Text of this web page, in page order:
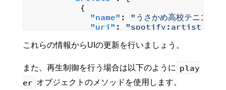
{
"name" : "うさかめ高校テニス部"
"uri" :
},
"name": "中島由貴(田中きなこ
"uri" :
"url": "https://
これらの情報からUIの更新を行いましょう。
また、再生制御を行う場合は以下のように play
er オブジェクトのメソッドを使用します。